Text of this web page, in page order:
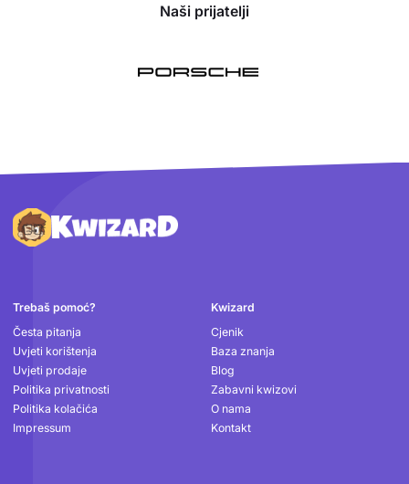
Naši prijatelji
Podnožje
Trebaš pomoć?
Česta pitanja
Uvjeti korištenja
Uvjeti prodaje
Politika privatnosti
Politika kolačića
Impressum
Kwizard
Cjenik
Baza znanja
Blog
Zabavni kwizovi
O nama
Kontakt